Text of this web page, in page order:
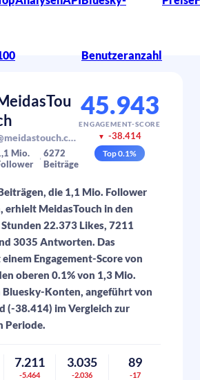
Benutzeranzahl
@meidastouch.com
Mio.
6272
Beiträge
45.943
ENGAGEMENT-SCORE
▼ -38.414
Top0.1%
die 1,1 Mio. Follower
erhielt MeidasTouch in den
22.373 Likes, 7211
3035 Antworten. Das
Engagement-Score von
oberen 0.1% von 1,3 Mio.
Konten, angeführt von
(-38.414) im Vergleich zur
Periode.
7.211
-5.464
3.035
-2.036
89
-17